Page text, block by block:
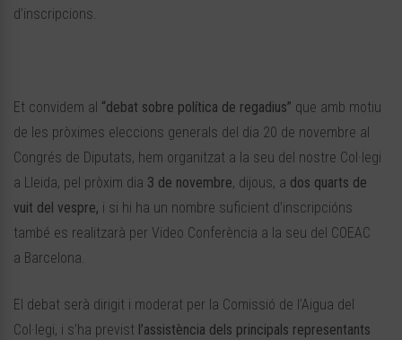
d’inscripcions.
Et convidem al “debat sobre política de regadius” que amb motiu
de les pròximes eleccions generals del dia 20 de novembre al
Congrés de Diputats, hem organitzat a la seu del nostre Col·legi
a Lleida, pel pròxim dia 3 de novembre, dijous, a dos quarts de
vuit del vespre, i si hi ha un nombre suficient d’inscripcións
també es realitzarà per Video Conferència a la seu del COEAC
a Barcelona.
El debat serà dirigit i moderat per la Comissió de l’Aigua del
Col·legi, i s’ha previst l’assistència dels principals representants